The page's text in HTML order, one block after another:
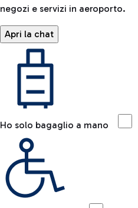
negozi e servizi in aeroporto.
Apri la chat
Ho solo bagaglio a mano